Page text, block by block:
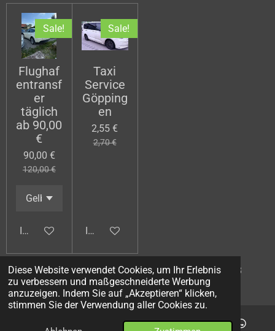
Diese Website verwendet Cookies, um Ihr Erlebnis
zu verbessern und maßgeschneiderte Werbung
anzuzeigen. Indem Sie auf „Akzeptieren“ klicken,
stimmen Sie der Verwendung aller Cookies zu.
Sale!
Flughaf
entransf
er
täglich
ab 90,00
€
90,00 €
120,00 €
In den Warenkorb
Sale!
Taxi
Service
Göpping
en
2,55 €
2,70 €
In den Warenkorb
© 2024 - 2026 ABC City Taxi Göppingen 01701112253
Mit Unterstützung vonWebador